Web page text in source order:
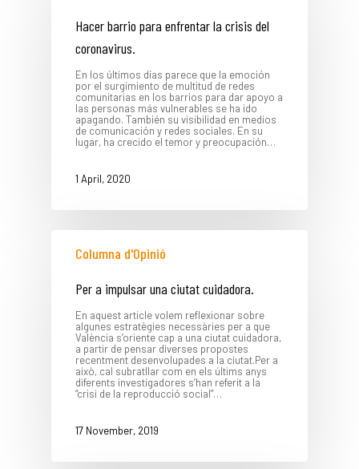
Hacer barrio para enfrentar la crisis del
coronavirus.
En los últimos días parece que la emoción
por el surgimiento de multitud de redes
comunitarias en los barrios para dar apoyo a
las personas más vulnerables se ha ido
apagando. También su visibilidad en medios
de comunicación y redes sociales. En su
lugar, ha crecido el temor y preocupación…
1 April, 2020
Columna d'Opinió
Per a impulsar una ciutat cuidadora.
En aquest article volem reflexionar sobre
algunes estratègies necessàries per a que
València s’oriente cap a una ciutat cuidadora,
a partir de pensar diverses propostes
recentment desenvolupades a la ciutat.Per a
això, cal subratllar com en els últims anys
diferents investigadores s’han referit a la
“crisi de la reproducció social”…
17 November, 2019